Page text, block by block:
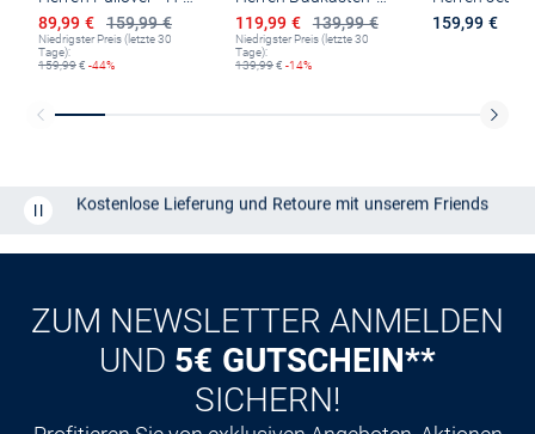
159,99 €
Ermäßigter Preis
89,99 €
Niedrigster Preis (letzte 30
Tage):
159,99€ -44%
139,99 €
Ermäßigter Preis
119,99 €
Niedrigster Preis (letzte 30
Tage):
139,99€ -14%
159,99 €
Kostenlose Lieferung und Retoure mit unserem Friends
CLUB
Kauf aufRechnung
ZUM NEWSLETTER ANMELDEN
UND 5€ GUTSCHEIN**
SICHERN!